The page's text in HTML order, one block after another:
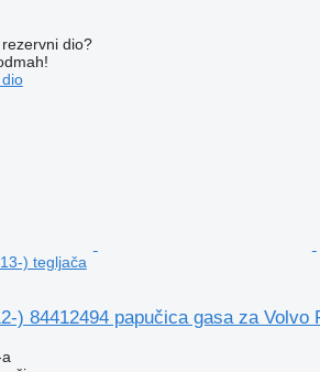
dio?
) tegljača
) 84412494 papučica gasa za